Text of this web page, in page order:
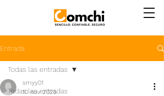
Entrada
Todas las entradas
Todas las entradas
smyy01
10 nov 2025